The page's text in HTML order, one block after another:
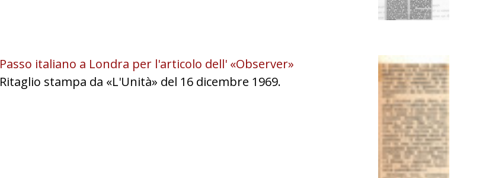
Passo italiano a Londra per l'articolo dell' «Observer»
Ritaglio stampa da «L'Unità» del 16 dicembre 1969.